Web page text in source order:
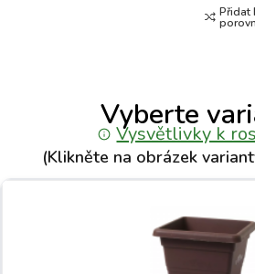
Přidat
Vyberte
Vysvětlivky k
(Klikněte na obrázek